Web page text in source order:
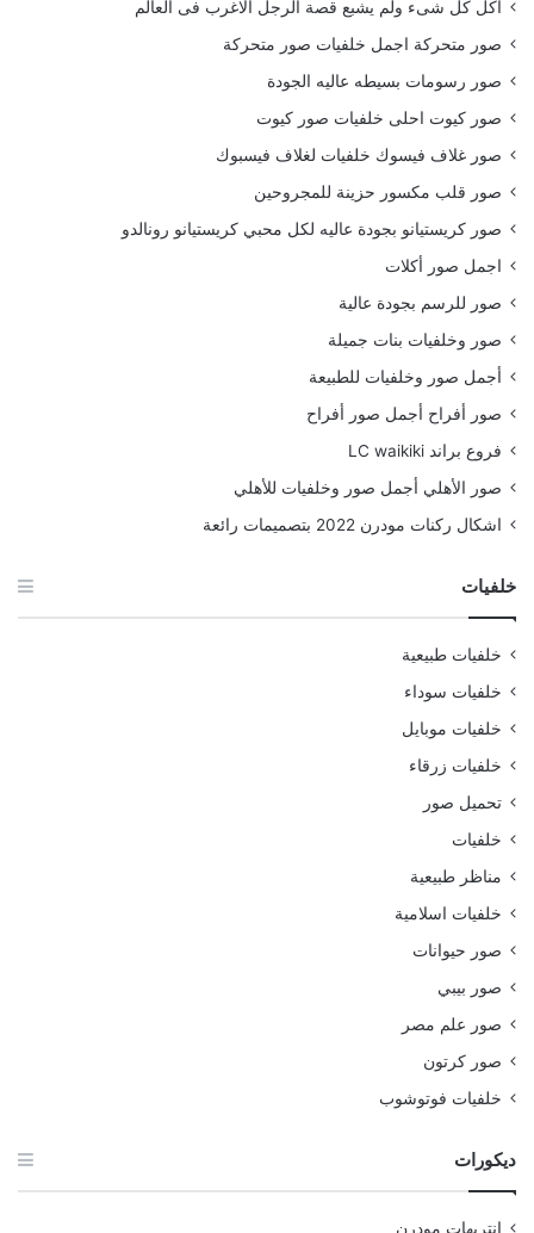
أكل كل شىء ولم يشبع قصة الرجل الاغرب فى العالم
صور متحركة اجمل خلفيات صور متحركة
صور رسومات بسيطه عاليه الجودة
صور كيوت احلى خلفيات صور كيوت
صور غلاف فيسوك خلفيات لغلاف فيسبوك
صور قلب مكسور حزينة للمجروحين
صور كريستيانو بجودة عاليه لكل محبي كريستيانو رونالدو
اجمل صور أكلات
صور للرسم بجودة عالية
صور وخلفيات بنات جميلة
أجمل صور وخلفيات للطبيعة
صور أفراح أجمل صور أفراح
فروع براند LC waikiki
صور الأهلي أجمل صور وخلفيات للأهلي
اشكال ركنات مودرن 2022 بتصميمات رائعة
خلفيات
خلفيات طبيعية
خلفيات سوداء
خلفيات موبايل
خلفيات زرقاء
تحميل صور
خلفيات
مناظر طبيعية
خلفيات اسلامية
صور حيوانات
صور بيبي
صور علم مصر
صور كرتون
خلفيات فوتوشوب
ديكورات
انتريهات مودرن